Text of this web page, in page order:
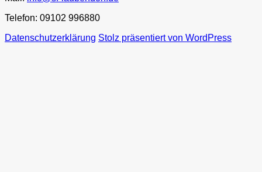
Telefon: 09102 996880
Datenschutzerklärung Stolz präsentiert von WordPress